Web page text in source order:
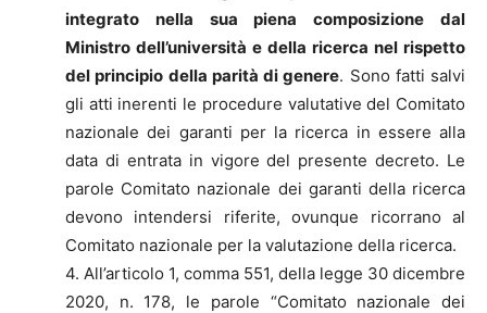
integrato nella sua piena composizione dal
Ministro dell’università e della ricerca nel rispetto
del principio della parità di genere. Sono fatti salvi
gli atti inerenti le procedure valutative del Comitato
nazionale dei garanti per la ricerca in essere alla
data di entrata in vigore del presente decreto. Le
parole Comitato nazionale dei garanti della ricerca
devono intendersi riferite, ovunque ricorrano al
Comitato nazionale per la valutazione della ricerca.
4. All’articolo 1, comma 551, della legge 30 dicembre
2020, n. 178, le parole “Comitato nazionale dei